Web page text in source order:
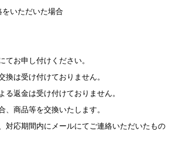
いただいた場合
てお申し付けください。
換は受け付けておりません。
る返金は受け付けておりません。
、商品等を交換いたします。
対応期間内にメールにてご連絡いただいたもの